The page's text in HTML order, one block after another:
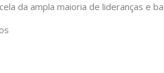
da ampla maioria de lideranças e